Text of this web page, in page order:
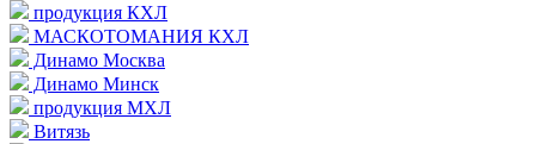
продукция КХЛ
МАСКОТОМАНИЯ КХЛ
Динамо Москва
Динамо Минск
продукция МХЛ
Витязь